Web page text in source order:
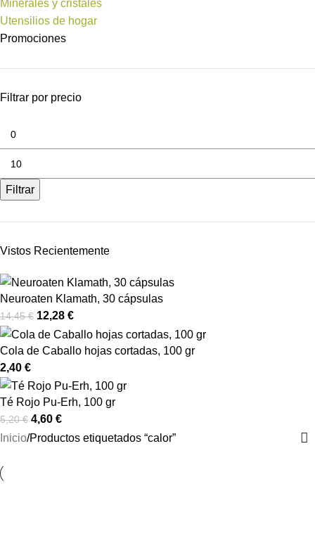
Minerales y cristales
Utensilios de hogar
Promociones
Filtrar por precio
Filtrar
Vistos Recientemente
Neuroaten Klamath, 30 cápsulas
14,45€ 12,28 €
Cola de Caballo hojas cortadas, 100 gr
2,40 €
Té Rojo Pu-Erh, 100 gr
5,20€ 4,60 €
Inicio Productos etiquetados “calor”